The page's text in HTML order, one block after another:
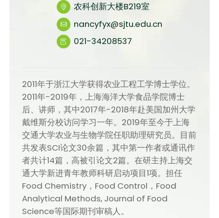
农科创新大楼B219室
nancyfyx@sjtu.edu.cn
021-34208537
2011年于浙江大学获得农业工程工学博士学位。
2011年-2019年，上海海洋大学食品学院博士
后、讲师，其中2017年-2018年赴美国加州大学
戴维斯分校访问学习一年。2019年至今于上海
交通大学农业与生物学院任职助理研究员。目前
共发表SCI论文30余篇，其中第一作者或通讯作
者共计14篇，高被引论文2篇。在研主持上海交
通大学新进青年教师科研启动项目1项。担任
Food Chemistry，Food Control，Food
Analytical Methods, Journal of Food
Science等国际期刊审稿人。